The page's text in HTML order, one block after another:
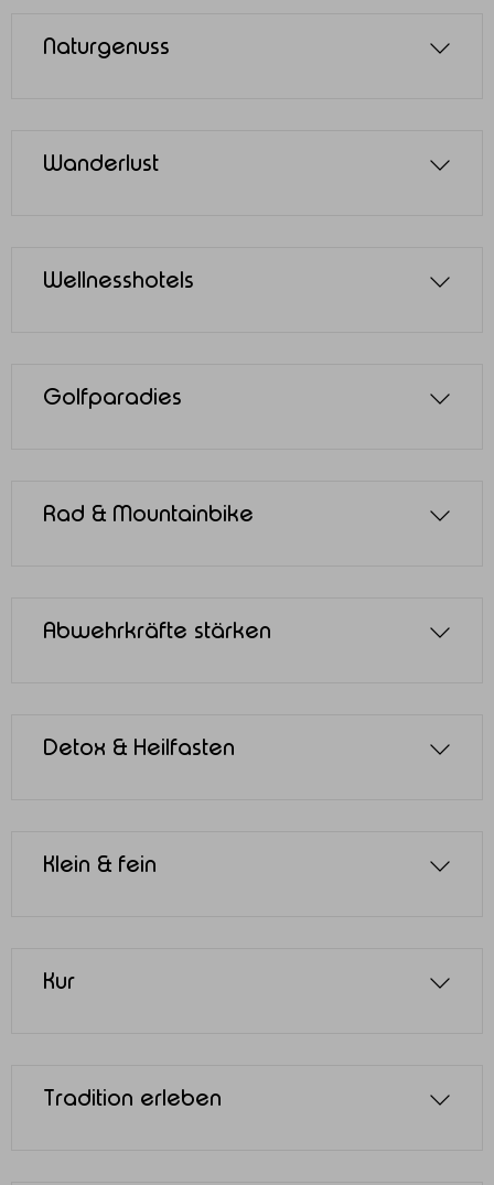
Naturgenuss
Wanderlust
Wellnesshotels
Golfparadies
Rad & Mountainbike
Abwehrkräfte stärken
Detox & Heilfasten
Klein & fein
Kur
Tradition erleben